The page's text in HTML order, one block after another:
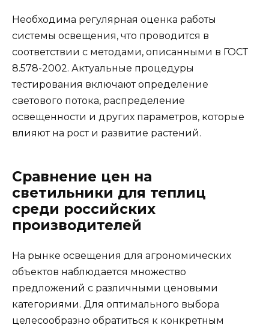
Необходима регулярная оценка работы
системы освещения, что проводится в
соответствии с методами, описанными в ГОСТ
8.578-2002. Актуальные процедуры
тестирования включают определение
светового потока, распределение
освещенности и других параметров, которые
влияют на рост и развитие растений.
Сравнение цен на
светильники для теплиц
среди российских
производителей
На рынке освещения для агрономических
объектов наблюдается множество
предложений с различными ценовыми
категориями. Для оптимального выбора
целесообразно обратиться к конкретным